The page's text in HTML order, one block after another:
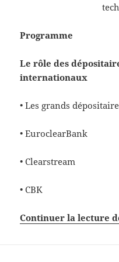
Programme
Le rôle des
internationaux
• Les grands
• EuroclearBank
• Clearstream
• CBK
Continuer la lecture